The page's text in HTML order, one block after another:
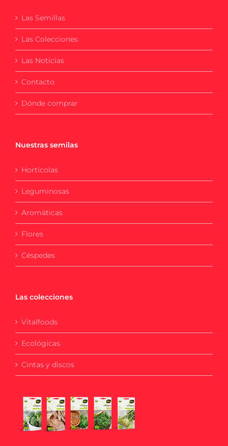
Las Semillas
Las Colecciones
Las Noticias
Contacto
Dónde comprar
Nuestras semilas
Hortícolas
Leguminosas
Aromáticas
Flores
Céspedes
Las colecciones
Vitalfoods
Ecológicas
Cintas y discos